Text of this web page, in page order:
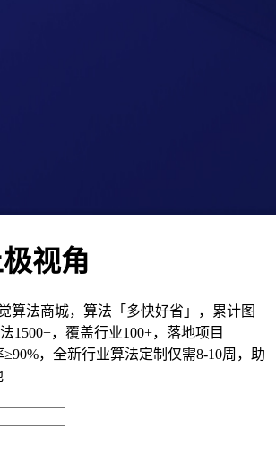
视角
算法商城，算法「多快好省」，累计图
1500+，覆盖行业100+，落地项目
，全新行业算法定制仅需8-10周，助